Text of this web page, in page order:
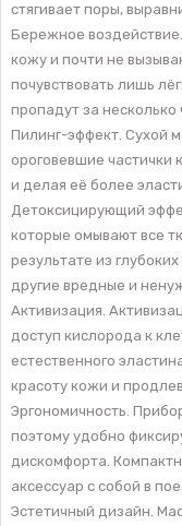
стягивает поры,
Бережное
кожу и почти не
почувствовать лишь
пропадут за несколько
Пилинг-эффект. Сухой
ороговевшие частички
и делая её более
Детоксицирующий
которые омывают все
результате из
другие вредные и
Активизация.
доступ кислорода к
естественного
красоту кожи и
Эргономичность.
поэтому удобно
дискомфорта.
аксессуар с собой в
Эстетичный дизайн.